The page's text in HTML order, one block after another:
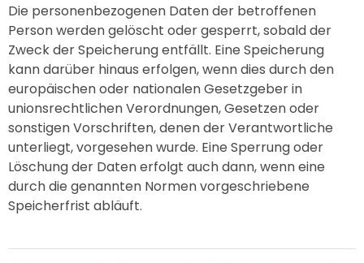
Die personenbezogenen Daten der betroffenen
Person werden gelöscht oder gesperrt, sobald der
Zweck der Speicherung entfällt. Eine Speicherung
kann darüber hinaus erfolgen, wenn dies durch den
europäischen oder nationalen Gesetzgeber in
unionsrechtlichen Verordnungen, Gesetzen oder
sonstigen Vorschriften, denen der Verantwortliche
unterliegt, vorgesehen wurde. Eine Sperrung oder
Löschung der Daten erfolgt auch dann, wenn eine
durch die genannten Normen vorgeschriebene
Speicherfrist abläuft.